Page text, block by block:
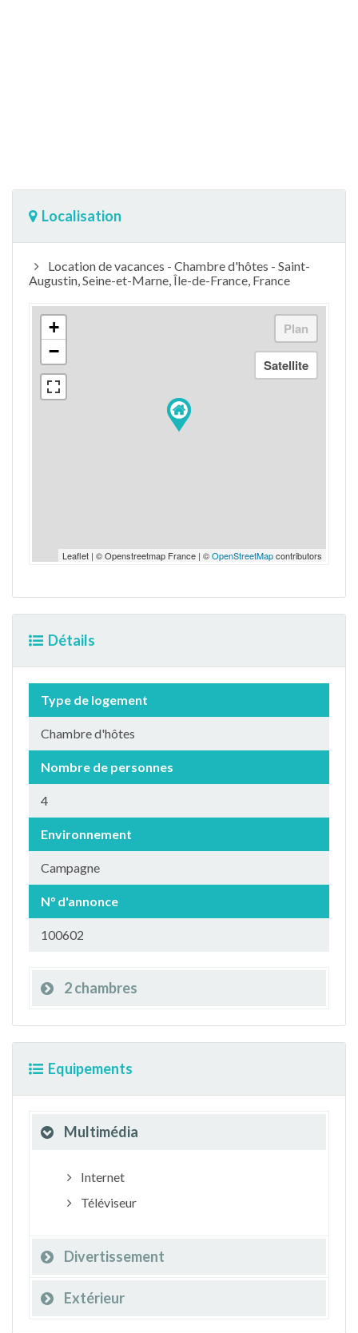
Localisation
Location de vacances - Chambre d'hôtes - Saint-
Augustin, Seine-et-Marne, Île-de-France, France
+
−
Leaflet | © Openstreetmap France | ©OpenStreetMapcontributors
Détails
Type de logement
Chambre d'hôtes
Nombre de personnes
4
Environnement
Campagne
N° d'annonce
100602
2 chambres
Equipements
Multimédia
Internet
Téléviseur
Divertissement
Extérieur